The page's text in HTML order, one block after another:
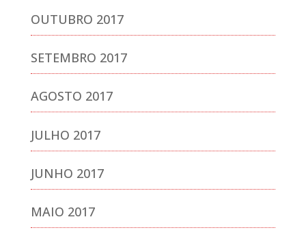
OUTUBRO 2017
SETEMBRO 2017
AGOSTO 2017
JULHO 2017
JUNHO 2017
MAIO 2017